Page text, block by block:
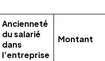
Ancienneté
du salarié
dans
l’entreprise
Montant